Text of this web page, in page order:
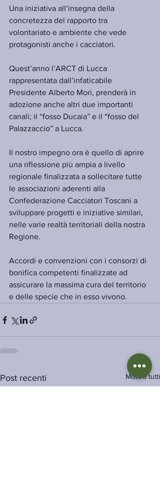
Una iniziativa all’insegna della
concretezza del rapporto tra
volontariato e ambiente che vede
protagonisti anche i cacciatori.
Quest’anno l’ARCT di Lucca
rappresentata dall’infaticabile
Presidente Alberto Mori, prenderà in
adozione anche altri due importanti
canali; il “fosso Ducaia” e il “fosso del
Palazzaccio” a Lucca.
Il nostro impegno ora è quello di aprire
una riflessione più ampia a livello
regionale finalizzata a sollecitare tutte
le associazioni aderenti alla
Confederazione Cacciatori Toscani a
sviluppare progetti e iniziative similari,
nelle varie realtà territoriali della nostra
Regione.
Accordi e convenzioni con i consorzi di
bonifica competenti finalizzate ad
assicurare la massima cura del territorio
e delle specie che in esso vivono.
Post recenti Mostra tutti